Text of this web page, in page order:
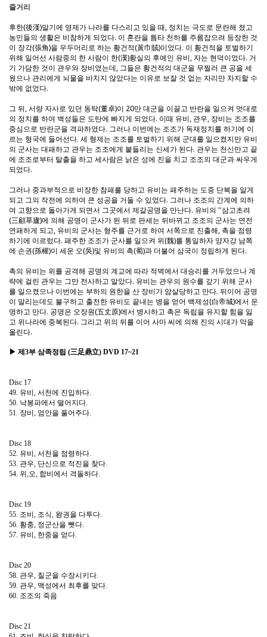
줄거리
후한(後漢)말기에 영제가 나라를 다스리고 있을 때, 정치는 극도로 문란해 졌고
농민들의 생활은 비참하게 되었다. 이 혼란을 틈타 천하를 주름잡으려 등장한 것
이 장각(張角)을 우두머리로 하는 황건적(黃巾賊)이었다. 이 황건적을 토벌하기
위해 일어선 사람중의 한 사람이 한(漢)황실의 후예인 유비, 자는 현덕이었다. 거
기 가담한 것이 관우와 장비였는데, 그들은 황건적의 대군을 무찔러 큰 공을 세
웠으나 관리에게 뇌물을 바치지 않았다는 이유로 보잘 것 없는 자리만 차지할 수
밖에 없었다.
그 뒤, 서량 자사로 있던 동탁(董卓)이 20만 대군을 이끌고 반란을 일으켜 멋대로
의 정치를 하여 백성들은 도탄에 빠지게 되었다. 이때 유비, 관우, 장비는 조조를
중심으로 반란군을 격파하였다. 그러나 이번에는 조조가 독재정치를 하기에 이
르는 형국에 들어선다. 세 형제는 조조를 토벌하기 위해 군대를 일으켰지만 유비
의 군사는 대패하고 관우는 조조에게 붙들리는 신세가 된다. 관우는 천신만고 끝
에 조조로부터 탈출을 하고 세사람은 낡은 성에 진을 치고 조조의 대군과 싸우게
되었다.
그러나 중과부적으로 비장한 참패를 당하고 유비는 패주하는 도중 단복을 알게
되고 그의 작전에 의하여 큰 성공을 거둘 수 있었다. 그러나 조조의 간계에 의하
여 고향으로 돌아가게 되면서 그곳에서 제갈공명을 만난다. 유비의 ''삼고초려
(三顧草廬)에 의해 공명이 군사가 된 뒤로 판세는 뒤바뀌고 조조의 군사는 연전
연패하게 되고, 유비의 군사는 형주를 근거로 하여 서쪽으로 진출해, 촉을 점령
하기에 이르렀다. 패주한 조조가 군사를 일으켜 위(魏)를 통일하자 양자강 남쪽
에 손권(孫權)이 세운 오(吳)및 유비의 촉(蜀)과 더불어 삼국이 정립하게 된다.
촉의 유비는 위를 공격해 공명의 계교에 따라 적벽에서 대승리를 거두었으나 계
략에 걸린 관우는 그만 전사하고 말았다. 유비는 관우의 원수를 갚기 위해 군사
를 일으켰으나 이번에는 부하의 원한을 산 장비가 암살당하고 만다. 뒤이어 공명
이 말리는데도 불구하고 출전한 유비도 끝내는 병을 얻어 백제성(白帝城)에서 운
명하고 만다. 공명은 오장원(五丈原)에서 병사하고 촉은 독립을 유지할 힘을 잃
고 위나라에 중복된다. 그리고 위의 뒤를 이어 사마 씨에 의해 진의 시대가 막을
올린다.
▶ 제3부 삼족정립 (三足鼎立) DVD 17~21
Disc 17
49. 유비, 서천에 진입하다.
50. 낙봉파에서 떨어지다.
51. 장비, 엄안을 풀어주다.
Disc 18
52. 유비, 서천을 점령하다.
53. 관우, 단신으로 적진을 찾다.
54. 위,오, 합비에서 격돌하다.
Disc 19
55. 조비, 조식, 왕권을 다투다.
56. 황충, 정군산을 뺏다.
57. 유비, 한중을 얻다.
Disc 20
58. 관우, 칠군을 수장시키다.
59. 관우, 맥성에서 최후를 맞다.
60. 조조의 죽음
Disc 21